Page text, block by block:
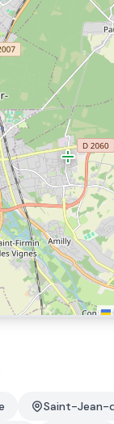
Saint-Jean-